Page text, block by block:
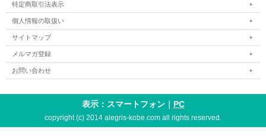
特定商取引法表示
個人情報の取扱い
サイトマップ
メルマガ登録
お問い合わせ
表示：スマートフォン｜ PC
copyright (c) 2014 alegris-kobe.com all rights reserved.